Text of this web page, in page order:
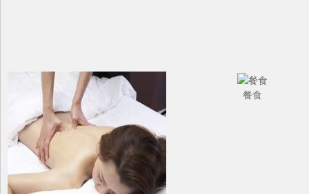
餐食